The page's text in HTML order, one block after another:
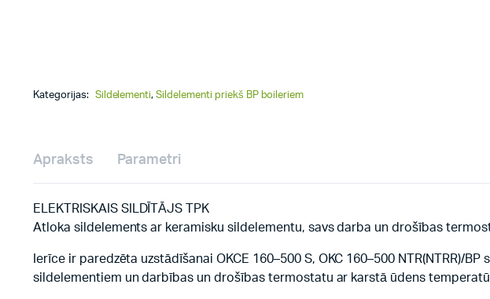
Kategorijas: Sildelementi,Sildelementi priekš BP boileriem
Apraksts Parametri
ELEKTRISKAIS SILDĪTĀJS TPK
Atloka sildelements ar keramisku sildelementu, savs darba un drošības
Ierīce ir paredzēta uzstādīšanai OKCE 160–500 S, OKC 160–500
sildelementiem un darbības un drošības termostatu ar karstā ūdens